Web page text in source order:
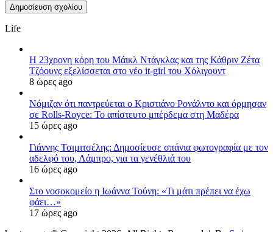
Life
Η 23χρονη κόρη τoυ Μάικλ Ντάγκλας και της Κάθριν Ζέτα
Τζόουνς εξελίσσεται στο νέο it-girl του Χόλιγουντ
8 ώρες ago
Νόμιζαν ότι παντρεύεται ο Κριστιάνο Ρονάλντο και όρμησαν
σε Rolls-Royce: Το απίστευτο μπέρδεμα στη Μαδέρα
15 ώρες ago
Γιάννης Τσιμιτσέλης: Δημοσίευσε σπάνια φωτογραφία με τον
αδελφό του, Λάμπρο, για τα γενέθλιά του
16 ώρες ago
Στο νοσοκομείο η Ιωάννα Τούνη: «Τι μάτι πρέπει να έχω
φάει…»
17 ώρες ago